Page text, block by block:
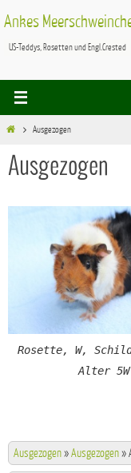
Inhalt
springen
Ankes
US-Teddys, Rosetten und Engl.Crested
Start Ausgezogen
Ausgezogen
Rosette, W,
Alter 5W
Ausgezogen»Ausgezogen»